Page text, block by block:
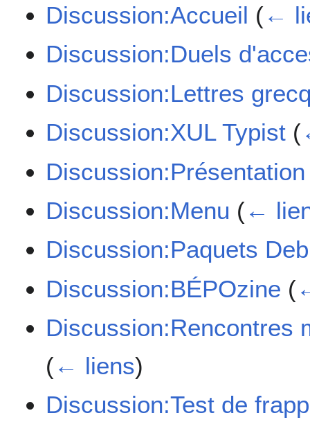
Discussion:Accueil (←
Discussion:Duels
Discussion:Lettres
Discussion:XUL Typist (
Discussion:Présentation
Discussion:Menu (←
Discussion:Paquets
Discussion:BÉPOzine (
Discussion:Rencontres
(← liens)
Discussion:Test de